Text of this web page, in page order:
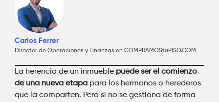
Carlos Ferrer
Director de Operaciones y Finanzas en COMPRAMOStuPISO.COM
La herencia de un inmueble puede ser el comienzo
de una nueva etapa para los hermanos o herederos
que la comparten. Pero si no se gestiona de forma